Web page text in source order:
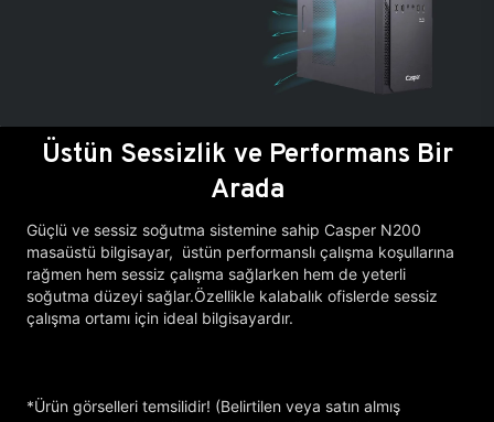
Üstün Sessizlik ve Performans Bir
Arada
Güçlü ve sessiz soğutma sistemine sahip Casper N200
masaüstü bilgisayar, üstün performanslı çalışma koşullarına
rağmen hem sessiz çalışma sağlarken hem de yeterli
soğutma düzeyi sağlar.Özellikle kalabalık ofislerde sessiz
çalışma ortamı için ideal bilgisayardır.
*Ürün görselleri temsilidir! (Belirtilen veya satın almış